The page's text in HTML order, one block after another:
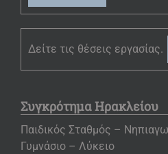
Δείτε τις θέσεις εργασίας.
Συγκρότημα Ηρακλείου
Παιδικός Σταθμός –
Γυμνάσιο – Λύκειο